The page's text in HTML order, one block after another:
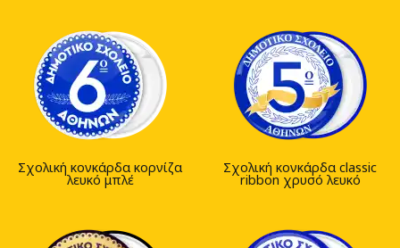
Σχολική κονκάρδα κορνίζα
λευκό μπλέ
Σχολική κονκάρδα classic
ribbon χρυσό λευκό